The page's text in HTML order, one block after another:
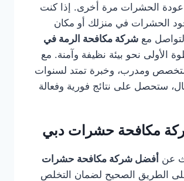
الحشرات مرة أخرى. إذا كنت
الحشرات في منزلك أو مكان
مع شركة مكافحة الرمة في
الأولى نحو بيئة نظيفة وآمنة. مع
ومدرب، وخبرة تمتد لسنوات
ستحصل على نتائج فورية وفعالة
مكافحة حشرات دبي
عن أفضل شركة مكافحة حشرات
الطريق الصحيح لضمان التخلص